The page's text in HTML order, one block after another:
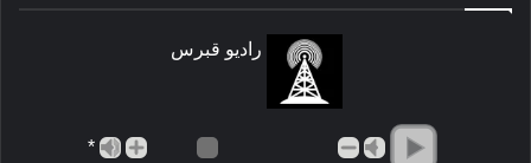
رادیو قبرس
*